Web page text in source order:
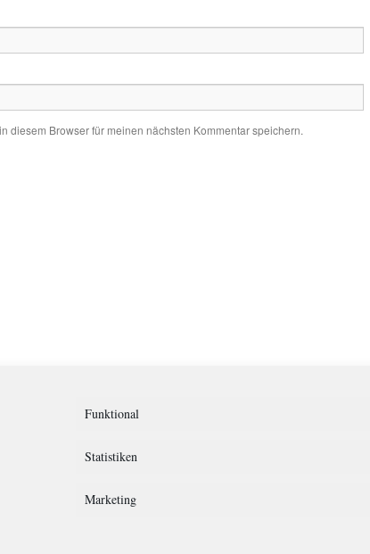
Funktional
Statistiken
Marketing
diesem Browser für meinen nächsten Kommentar speichern.